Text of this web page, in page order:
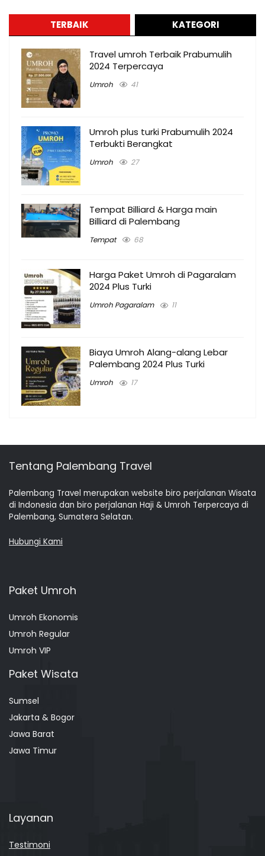
TERBAIK KATEGORI
Travel umroh Terbaik Prabumulih
2024 Terpercaya
Umroh 41
Umroh plus turki Prabumulih 2024
Terbukti Berangkat
Umroh 27
Tempat Billiard & Harga main
Billiard di Palembang
Tempat 68
Harga Paket Umroh di Pagaralam
2024 Plus Turki
Umroh Pagaralam 11
Biaya Umroh Alang-alang Lebar
Palembang 2024 Plus Turki
Umroh 17
Tentang Palembang Travel
Palembang Travel merupakan website biro perjalanan Wisata
di Indonesia dan biro perjalanan Haji & Umroh Terpercaya di
Palembang, Sumatera Selatan.
Hubungi Kami
Paket Umroh
Umroh Ekonomis
Umroh Regular
Umroh VIP
Paket Wisata
Sumsel
Jakarta & Bogor
Jawa Barat
Jawa Timur
Layanan
Testimoni